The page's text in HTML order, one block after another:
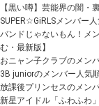
【黒い噂】芸能界の闇・
SUPER☆GiRLSメンバー
バンドじゃないもん！メ
む・最新版】
おニャン子クラブのメン
3B juniorのメンバー人気
放課後プリンセスのメン
新星アイドル「ふわふわ